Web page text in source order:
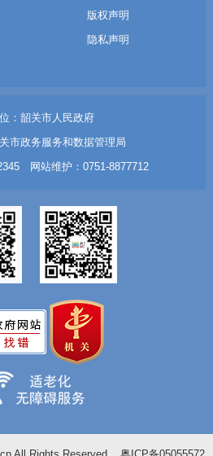
版权声明
隐私声明
：韶关市人民政府
市政务服务和数据管理局
网站维护：0751-8877712